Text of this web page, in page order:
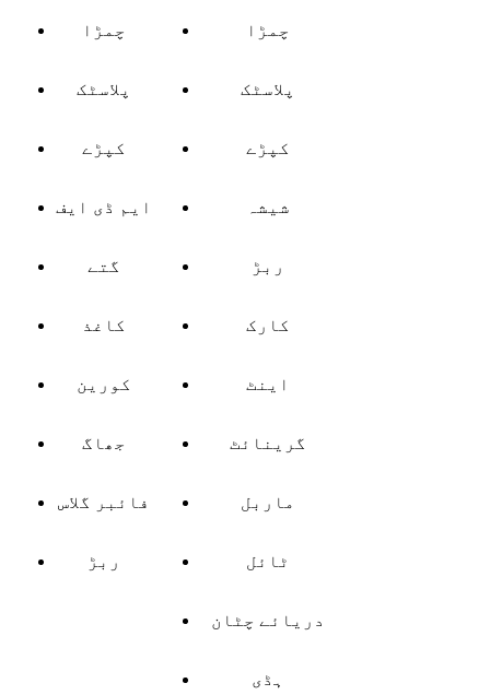
چمڑا چمڑا
پلاسٹک پلاسٹک
کپڑے کپڑے
ایم ڈی ایف شیشہ
گتے ربڑ
کاغذ کارک
کورین اینٹ
جھاگ گرینائٹ
فائبر گلاس ماربل
ربڑ ٹائل
دریائے چٹان
ہڈی